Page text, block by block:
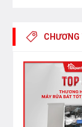
ứng một
thuận tiện
dàng theo
nhận diện